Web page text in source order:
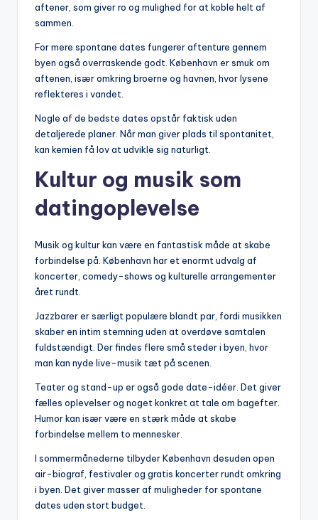
aftener, som giver ro og mulighed for at koble helt af
sammen.
For mere spontane dates fungerer aftenture gennem
byen også overraskende godt. København er smuk om
aftenen, især omkring broerne og havnen, hvor lysene
reflekteres i vandet.
Nogle af de bedste dates opstår faktisk uden
detaljerede planer. Når man giver plads til spontanitet,
kan kemien få lov at udvikle sig naturligt.
Kultur og musik som
datingoplevelse
Musik og kultur kan være en fantastisk måde at skabe
forbindelse på. København har et enormt udvalg af
koncerter, comedy-shows og kulturelle arrangementer
året rundt.
Jazzbarer er særligt populære blandt par, fordi musikken
skaber en intim stemning uden at overdøve samtalen
fuldstændigt. Der findes flere små steder i byen, hvor
man kan nyde live-musik tæt på scenen.
Teater og stand-up er også gode date-idéer. Det giver
fælles oplevelser og noget konkret at tale om bagefter.
Humor kan især være en stærk måde at skabe
forbindelse mellem to mennesker.
I sommermånederne tilbyder København desuden open
air-biograf, festivaler og gratis koncerter rundt omkring
i byen. Det giver masser af muligheder for spontane
dates uden stort budget.